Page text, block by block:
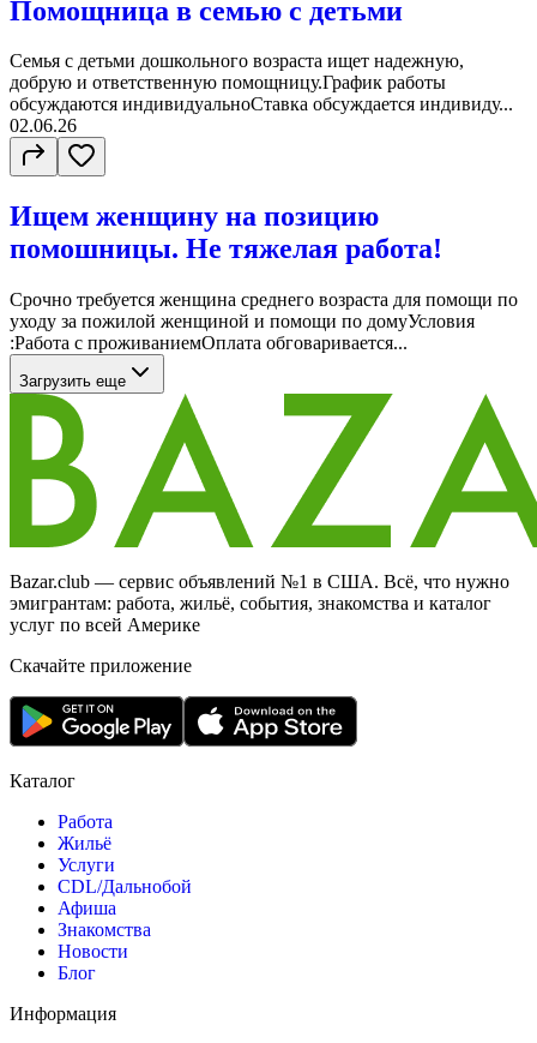
Помощница в семью с детьми
Семья с детьми дошкольного возраста ищет надежную,
добрую и ответственную помощницу.График работы
обсуждаются индивидуальноСтавка обсуждается индивиду...
02.06.26
Ищем женщину на позицию
помошницы. Не тяжелая работа!
Срочно требуется женщина среднего возраста для помощи по
уходу за пожилой женщиной и помощи по домуУсловия
:Работа с проживаниемОплата обговаривается...
Загрузить еще
Bazar.club — сервис объявлений №1 в США. Всё, что нужно
эмигрантам: работа, жильё, события, знакомства и каталог
услуг по всей Америке
Скачайте приложение
Каталог
Работа
Жильё
Услуги
CDL/Дальнобой
Афиша
Знакомства
Новости
Блог
Информация